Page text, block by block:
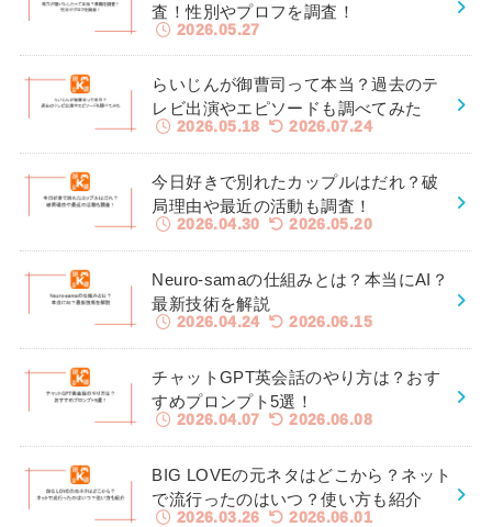
査！性別やプロフを調査！
2026.05.27
らいじんが御曹司って本当？過去のテ
レビ出演やエピソードも調べてみた
2026.05.18 2026.07.24
今日好きで別れたカップルはだれ？破
局理由や最近の活動も調査！
2026.04.30 2026.05.20
Neuro-samaの仕組みとは？本当にAI？
最新技術を解説
2026.04.24 2026.06.15
チャットGPT英会話のやり方は？おす
すめプロンプト5選！
2026.04.07 2026.06.08
BIG LOVEの元ネタはどこから？ネット
で流行ったのはいつ？使い方も紹介
2026.03.26 2026.06.01